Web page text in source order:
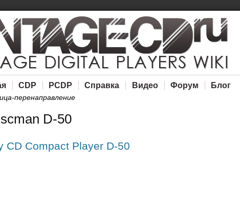
CDP PCDP Справка Видео Форум Блог
перенаправление
D-50
CD Compact Player D-50